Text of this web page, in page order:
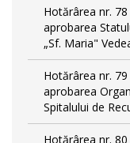
Hotărârea nr.
aprobarea
„Sf. Maria"
Hotărârea nr.
aprobarea
Spitalului de
Hotărârea nr.